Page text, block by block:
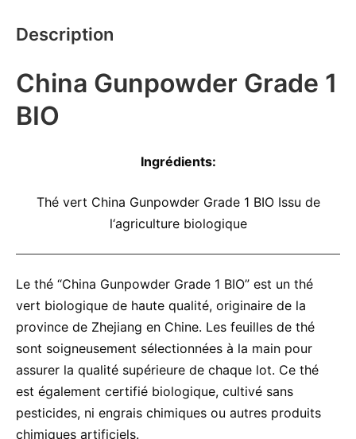
Description
China Gunpowder Grade 1
BIO
Ingrédients:
Thé vert China Gunpowder Grade 1 BIO Issu de
l‘agriculture biologique
Le thé “China Gunpowder Grade 1 BIO” est un thé
vert biologique de haute qualité, originaire de la
province de Zhejiang en Chine. Les feuilles de thé
sont soigneusement sélectionnées à la main pour
assurer la qualité supérieure de chaque lot. Ce thé
est également certifié biologique, cultivé sans
pesticides, ni engrais chimiques ou autres produits
chimiques artificiels.